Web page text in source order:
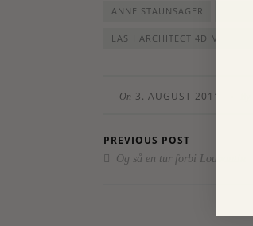
ANNE STAUNSAGER
LASH ARCHITECT 4D MASCARA
On 3. AUGUST 2011
PREVIOUS POST
Og så en tur forbi Louboutin